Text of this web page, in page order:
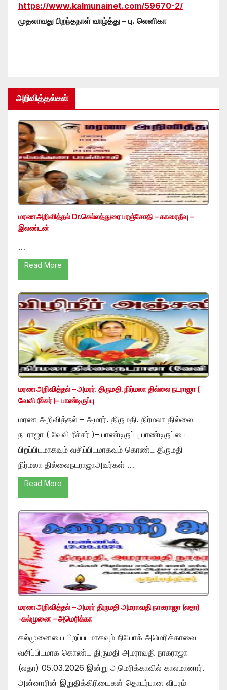
https://www.kalmunainet.com/59670-2/
முதலாவது பிறந்தநாள் வாழ்த்து – பு. லெனிகா
அறிவித்தல்கள்
மரண அறிவித்தல் Dr.செல்லத்துரை பரஞ்சோதி – காரைதீவு –
இலண்டன்
…
Read More
மரண அறிவித்தல் – அமரர். திருமதி. நிர்மலா தில்லை நடராஜா (
வேவி ரீச்சர் )– பாண்டிருப்பு
மரண அறிவித்தல் – அமரர். திருமதி. நிர்மலா தில்லை
நடராஜா ( வேவி ரீச்சர் )– பாண்டிருப்பு பாண்டிருப்பை
பிறப்பிடமாகவும் வசிப்பிடமாகவும் கொண்ட திருமதி
நிர்மலா தில்லைநடராஜாஅவர்கள் …
Read More
மரண அறிவித்தல் – அமரர் திருமதி அமராவதி நாகராஜா (லதா)
-கல்முனை – அமெரிக்கா
கல்முனையை பிறப்படமாகவும் நியோக் அமெரிக்காவை
வசிப்பிடமாக கொண்ட திருமதி அமராவதி நாகராஜா
(லதா) 05.03.2026 இன்று அமெரிக்காவில் காலமானார்.
அன்னாரின் இறுதிக்கிரியைகள் தொடர்பான விபரம்